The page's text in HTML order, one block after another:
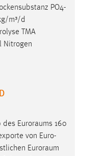
PO4-
m³/d
TMA
Nitrogen
des Euroraums 160
von Euro-
Euroraum
der Website
anonym.
wie